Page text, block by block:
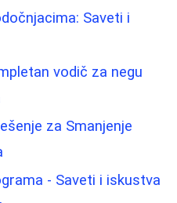
Saveti i
vodič za negu
za Smanjenje
- Saveti i iskustva